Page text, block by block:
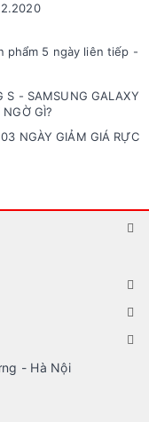
phẩm 5 ngày liên tiếp -
S - SAMSUNG GALAXY
GÌ?
NGÀY GIẢM GIÁ RỰC
- Hà Nội